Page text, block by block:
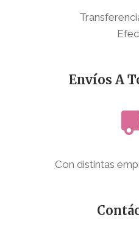
Envíos A
Con distintas